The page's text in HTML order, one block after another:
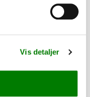
Vis detaljer